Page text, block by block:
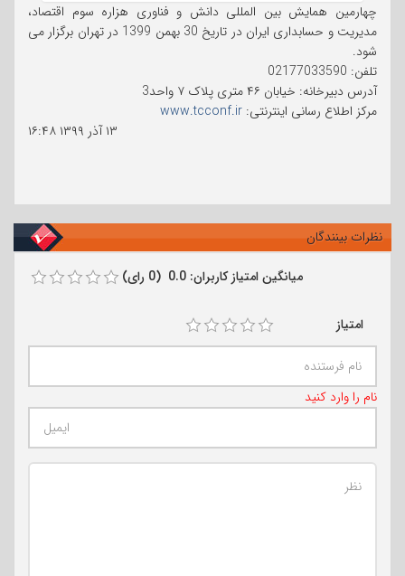
چهارمین همایش بین المللی دانش و فناوری هزاره سوم اقتصاد،
مدیریت و حسابداری ایران در تاریخ 30 بهمن 1399 در تهران برگزار می
شود.
تلفن: 02177033590
آدرس دبیرخانه: خیابان ۴۶ متری پلاک ۷ واحد3
مرکز اطلاع رسانی اینترنتی: www.tcconf.ir
۱۳ آذر ۱۳۹۹
۱۶:۴۸
نظرات بینندگان
میانگین امتیاز کاربران: 0.0 (0 رای)
امتیاز
نام را وارد کنید